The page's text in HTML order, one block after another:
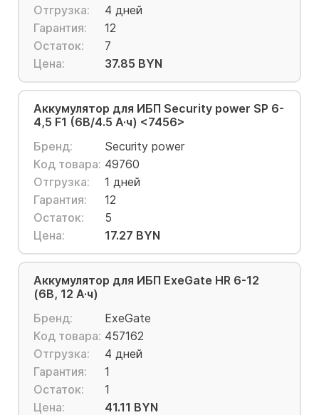
Отгрузка:
4 дней
Гарантия:
12
Остаток:
7
Цена:
37.85 BYN
Аккумулятор для ИБП Security power SP 6-
4,5 F1 (6В/4.5 А·ч) <7456>
Бренд:
Security power
Код товара: 49760
Отгрузка:
1 дней
Гарантия:
12
Остаток:
5
Цена:
17.27 BYN
Аккумулятор для ИБП ExeGate HR 6-12
(6В, 12 А·ч)
Бренд:
ExeGate
Код товара: 457162
Отгрузка:
4 дней
Гарантия:
1
Остаток:
1
Цена:
41.11 BYN